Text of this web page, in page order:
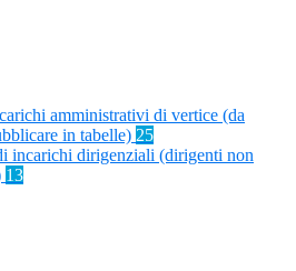
amministrativi di vertice (da
in tabelle) 25
incarichi dirigenziali (dirigenti non
13